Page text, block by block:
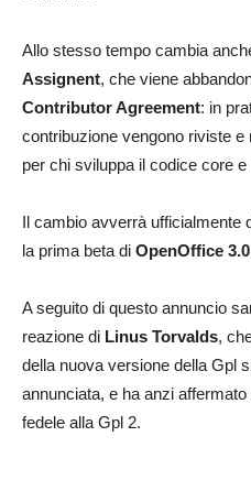
Allo stesso tempo cambia
Assignent, che viene
Contributor Agreement: in
contribuzione vengono riviste
per chi sviluppa il codice core
Il cambio avverrà ufficialmente
la prima beta di OpenOffice 3.0
A seguito di questo annuncio
reazione di Linus Torvalds,
della nuova versione della Gpl
annunciata, e ha anzi
fedele alla Gpl 2.